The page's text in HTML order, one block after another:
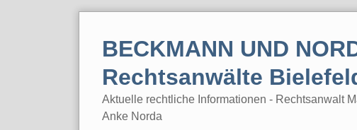
BECKMANN UND
Rechtsanwälte
Aktuelle rechtliche Informationen - Rechtsanwalt
Anke Norda